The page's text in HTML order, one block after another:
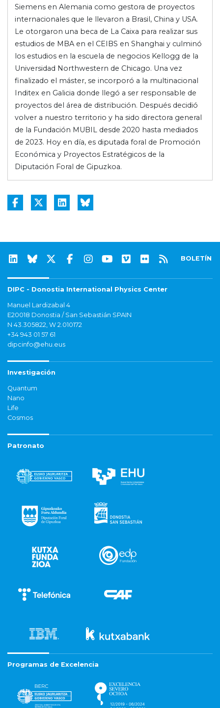
Siemens en Alemania como gestora de proyectos
internacionales que le llevaron a Brasil, China y USA.
Le otorgaron una beca de La Caixa para realizar sus
estudios de MBA en el CEIBS en Shanghai y culminó
los estudios en la escuela de negocios Kellogg de la
Universidad Northwestern de Chicago. Una vez
finalizado el máster, se incorporó a la multinacional
Inditex en Galicia donde llegó a ser responsable de
proyectos del área de distribución. Después decidió
volver a nuestro territorio y ha sido directora general
de la Fundación MUBIL desde 2020 hasta mediados
de 2023. Hoy en día, es diputada foral de Promoción
Económica y Proyectos Estratégicos de la
Diputación Foral de Gipuzkoa.
BOLETÍN
DIPC - Donostia International Physics Center
Manuel Lardizabal 4
E20018 Donostia / San Sebastián SPAIN
N 43.305822, W 2.010172
+34 943 01 57 61
dipcinfo@ehu.eus
Investigación
Quantum
Nano
Life
Cosmos
Patronato
Programas de Excelencia